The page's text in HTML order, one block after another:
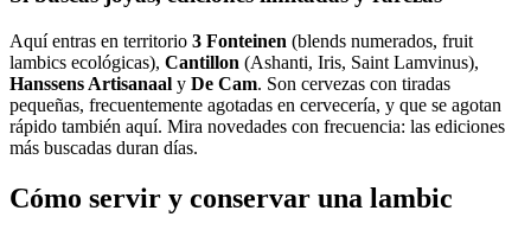
Aquí entras en territorio 3 Fonteinen (blends numerados, fruit
lambics ecológicas), Cantillon (Ashanti, Iris, Saint Lamvinus),
Hanssens Artisanaal y De Cam. Son cervezas con tiradas
pequeñas, frecuentemente agotadas en cervecería, y que se agotan
rápido también aquí. Mira novedades con frecuencia: las ediciones
más buscadas duran días.
Cómo servir y conservar una lambic